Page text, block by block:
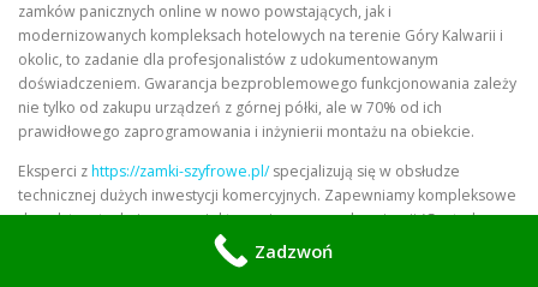
zamków panicznych online w nowo powstających, jak i
modernizowanych kompleksach hotelowych na terenie Góry Kalwarii i
okolic, to zadanie dla profesjonalistów z udokumentowanym
doświadczeniem. Gwarancja bezproblemowego funkcjonowania zależy
nie tylko od zakupu urządzeń z górnej półki, ale w 70% od ich
prawidłowego zaprogramowania i inżynierii montażu na obiekcie.
Eksperci zhttps://zamki-szyfrowe.pl/specjalizują się w obsłudze
technicznej dużych inwestycji komercyjnych. Zapewniamy kompleksowe
doradztwo techniczne, projektowanie map synchronizacji (Central
Database Synchronization Map), wykonywanie okablowania
strukturalnego, a także finalny montaż i regularny serwis poinstalacyjny
Zadzwoń